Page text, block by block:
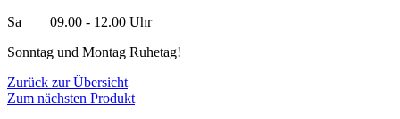
Sa 09.00 - 12.00 Uhr
Sonntag und Montag Ruhetag!
Zurück zur Übersicht
Zum nächsten Produkt